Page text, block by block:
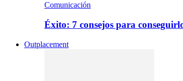
Comunicación
Éxito: 7 consejos para
Outplacement